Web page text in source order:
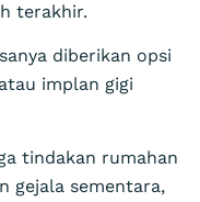
terakhir.
diberikan opsi
implan gigi
tindakan rumahan
gejala sementara,